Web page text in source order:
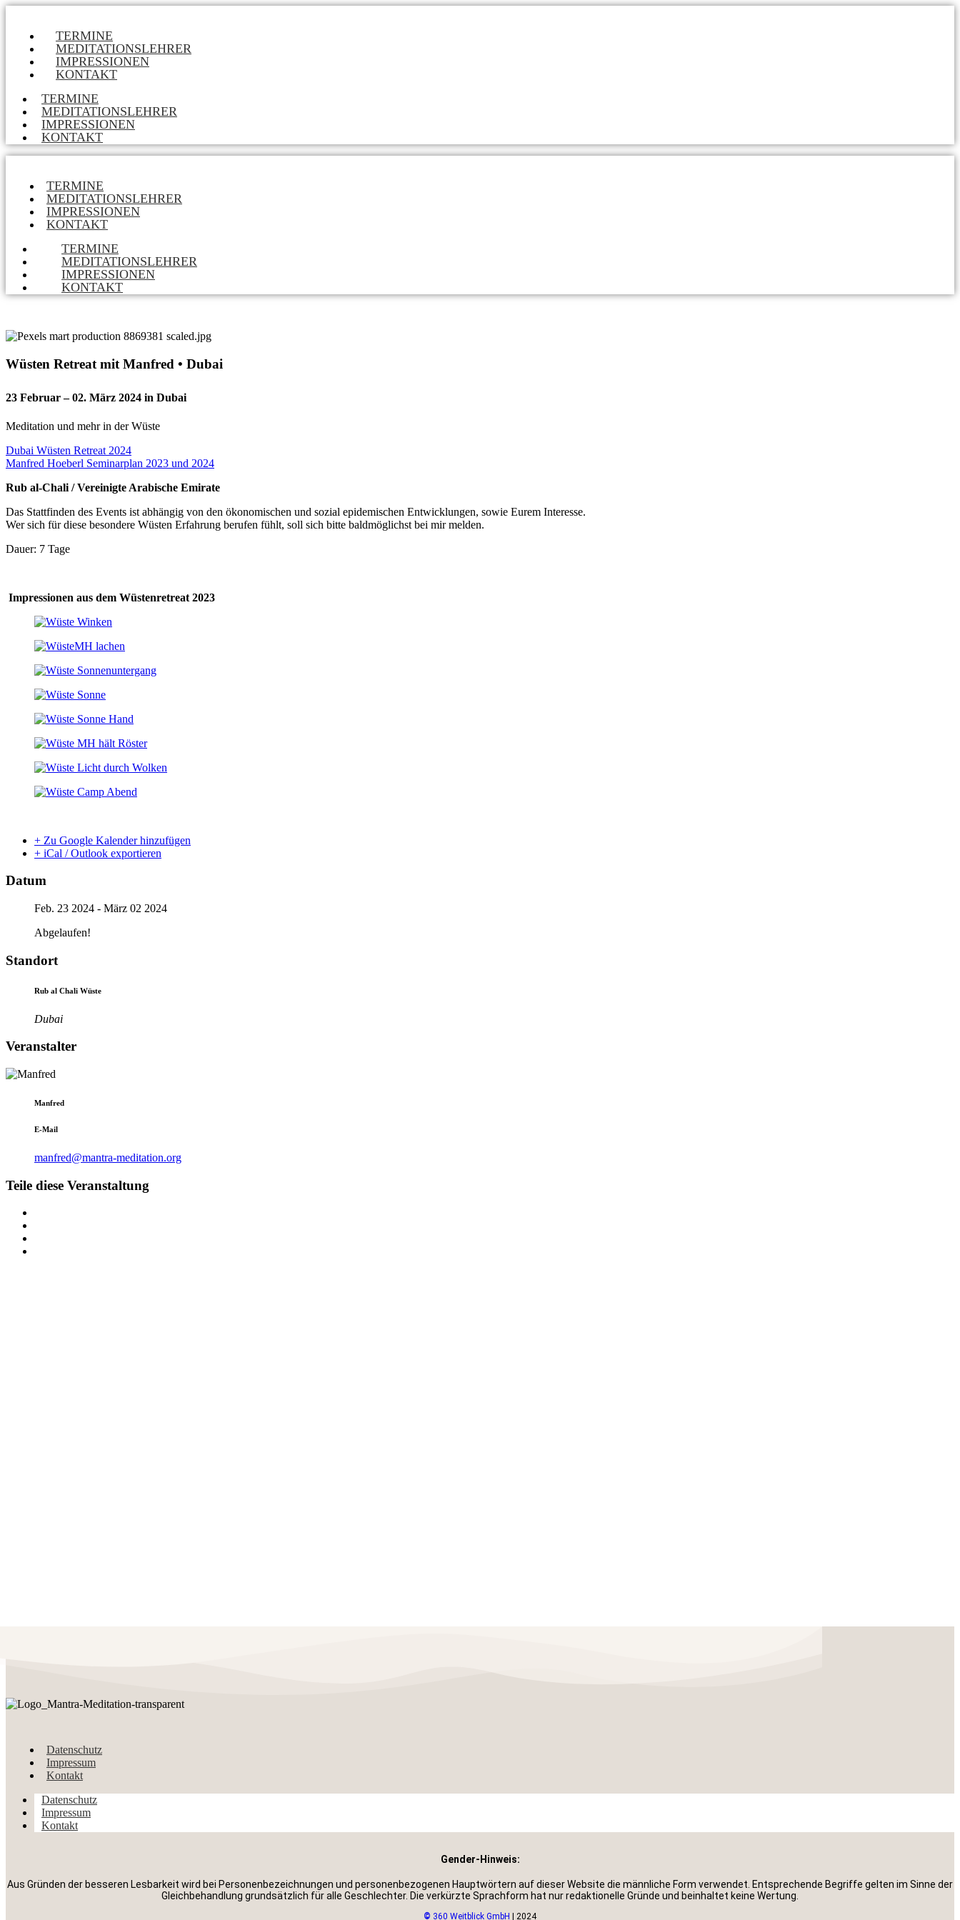
TERMINE
MEDITATIONSLEHRER
IMPRESSIONEN
KONTAKT
TERMINE
MEDITATIONSLEHRER
IMPRESSIONEN
KONTAKT
TERMINE
MEDITATIONSLEHRER
IMPRESSIONEN
KONTAKT
TERMINE
MEDITATIONSLEHRER
IMPRESSIONEN
KONTAKT
Wüsten Retreat mit Manfred • Dubai
23 Februar – 02. März 2024 in Dubai
Meditation und mehr in der Wüste
Dubai Wüsten Retreat 2024
Manfred Hoeberl Seminarplan 2023 und 2024
Rub al-Chali / Vereinigte Arabische Emirate
Das Stattfinden des Events ist abhängig von den ökonomischen und sozial epidemischen Entwicklungen, sowie Eurem Interesse.
Wer sich für diese besondere Wüsten Erfahrung berufen fühlt, soll sich bitte baldmöglichst bei mir melden.
Dauer: 7 Tage
Impressionen aus dem Wüstenretreat 2023
+ Zu Google Kalender hinzufügen
+ iCal / Outlook exportieren
Datum
Feb. 23 2024 - März 02 2024
Abgelaufen!
Standort
Rub al Chali Wüste
Dubai
Veranstalter
Manfred
E-Mail
manfred@mantra-meditation.org
Teile diese Veranstaltung
Datenschutz
Impressum
Kontakt
Datenschutz
Impressum
Kontakt
Gender-Hinweis:
Aus Gründen der besseren Lesbarkeit wird bei Personenbezeichnungen und personenbezogenen Hauptwörtern auf dieser Website die männliche Form verwendet. Entsprechende Begriffe gelten im Sinne der
Gleichbehandlung grundsätzlich für alle Geschlechter. Die verkürzte Sprachform hat nur redaktionelle Gründe und beinhaltet keine Wertung.
© 360 Weitblick GmbH | 2024